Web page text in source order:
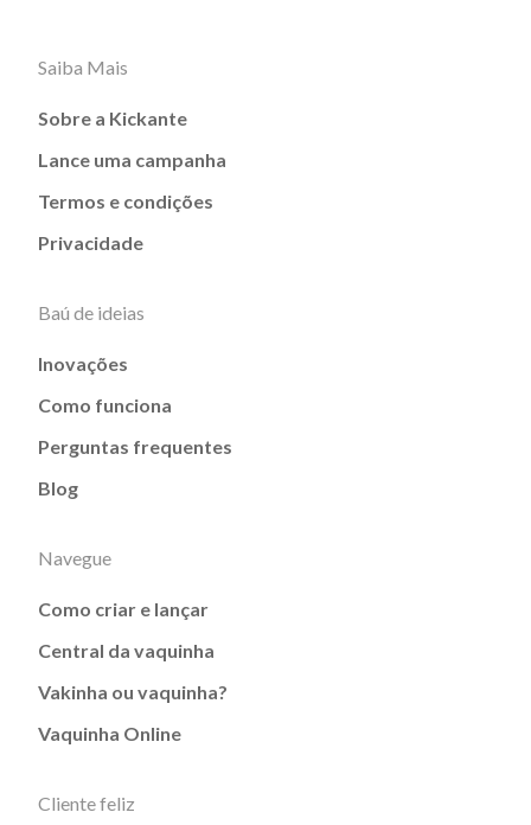
Saiba Mais
Sobre a Kickante
Lance uma campanha
Termos e condições
Privacidade
Baú de ideias
Inovações
Como funciona
Perguntas frequentes
Blog
Navegue
Como criar e lançar
Central da vaquinha
Vakinha ou vaquinha?
Vaquinha Online
Cliente feliz